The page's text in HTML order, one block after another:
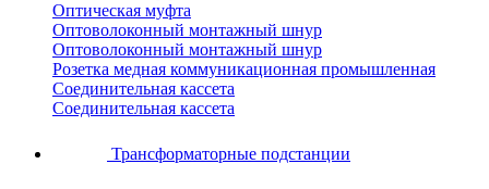
Оптическая муфта
Оптоволоконный монтажный шнур
Оптоволоконный монтажный шнур
Розетка медная коммуникационная промышленная
Соединительная кассета
Соединительная кассета
Трансформаторные подстанции